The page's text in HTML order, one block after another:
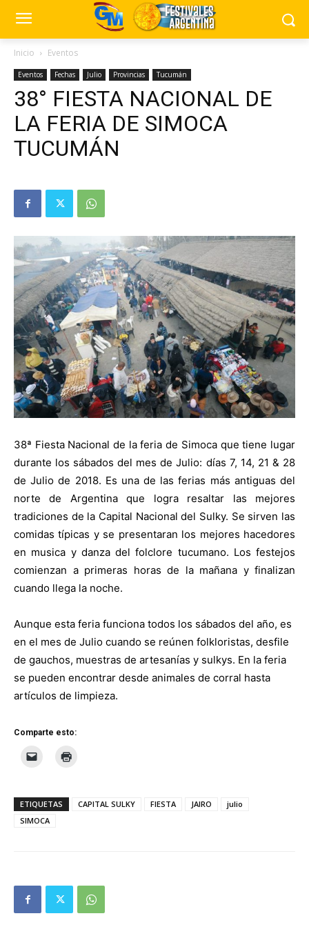
Inicio Eventos
Eventos Fechas Julio Provincias Tucumán
38° FIESTA NACIONAL DE
LA FERIA DE SIMOCA
TUCUMÁN
38ª Fiesta Nacional de la feria de Simoca que tiene lugar
durante los sábados del mes de Julio: días 7, 14, 21 & 28
de Julio de 2018. Es una de las ferias más antiguas del
norte de Argentina que logra resaltar las mejores
tradiciones de la Capital Nacional del Sulky. Se sirven las
comidas típicas y se presentaran los mejores hacedores
en musica y danza del folclore tucumano. Los festejos
comienzan a primeras horas de la mañana y finalizan
cuando llega la noche.
Aunque esta feria funciona todos los sábados del año, es
en el mes de Julio cuando se reúnen folkloristas, desfile
de gauchos, muestras de artesanías y sulkys. En la feria
se pueden encontrar desde animales de corral hasta
artículos de limpieza.
Comparte esto:
ETIQUETAS CAPITAL SULKY FIESTA JAIRO
julio
SIMOCA